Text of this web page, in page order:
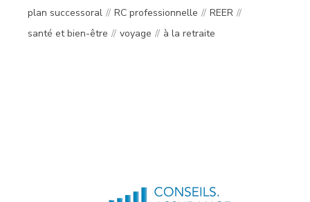
plan successoral
RC professionnelle
REER
santé et bien-être
voyage à la retraite